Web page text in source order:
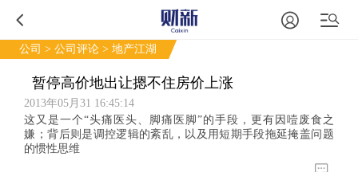
公司 > 公司评论 > 地产江湖
暂停高价地出让摁不住房价上涨
2013年05月31 16:45:14
这又是一个“头痛医头、脚痛医脚”的手段，更有因噎废食之
嫌；背后则是调控逻辑的紊乱，以及用短期手段拖延掩盖问题
的惯性思维